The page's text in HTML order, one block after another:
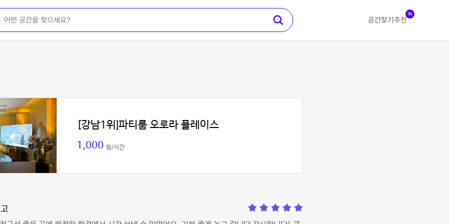
공간찾기 추천
N
[강남1위]파티룸 오로라 플레이스
1,000 원/시간